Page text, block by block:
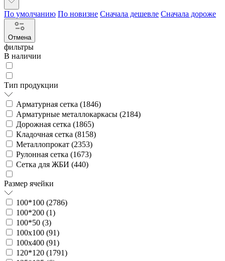
По умолчанию По новизне Сначала дешевле Сначала дороже
Отмена
фильтры
В наличии
Тип продукции
Арматурная сетка (1846)
Арматурные металлокаркасы (2184)
Дорожная сетка (1865)
Кладочная сетка (8158)
Металлопрокат (2353)
Рулонная сетка (1673)
Сетка для ЖБИ (440)
Размер ячейки
100*100 (2786)
100*200 (1)
100*50 (3)
100х100 (91)
100х400 (91)
120*120 (1791)